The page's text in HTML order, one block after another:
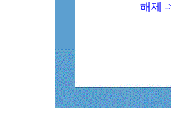
해제 -